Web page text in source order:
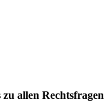
allen Rechtsfragen